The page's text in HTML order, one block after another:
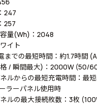
247
257
量(Wh)：2048
イト
までの最短時間：約1.7時間
/ 瞬間最大)：2000W (50/
ルからの最短充電時間：最
ラーパネル使用時
ルの最大接続枚数：3枚